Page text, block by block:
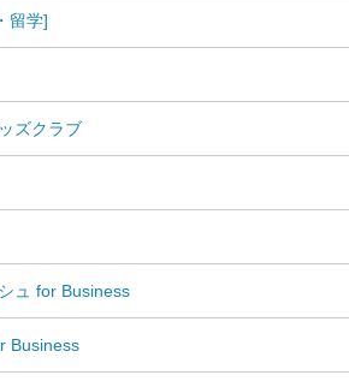
留学]
ズクラブ
ュ for Business
Business